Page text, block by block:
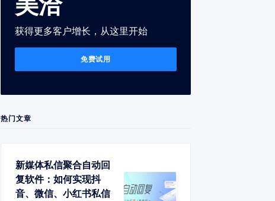
获得更多客户增长，从这里开始
免费试用
热门文章
新媒体私信聚合自动回
复软件：如何实现抖
音、微信、小红书私信